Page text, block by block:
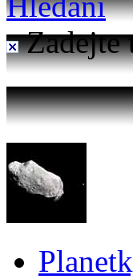
Zadejte